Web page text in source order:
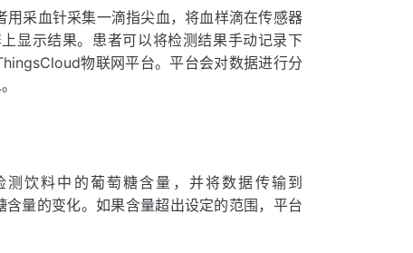
采血针采集一滴指尖血，将血样滴在传感器
显示结果。患者可以将检测结果手动记录下
物联网平台。平台会对数据进行分
饮料中的葡萄糖含量，并将数据传输到
量的变化。如果含量超出设定的范围，平台